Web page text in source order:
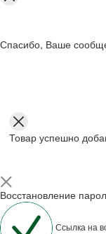
Спасибо, Ваше
Товар успешно
Восстановление
Ссылка на